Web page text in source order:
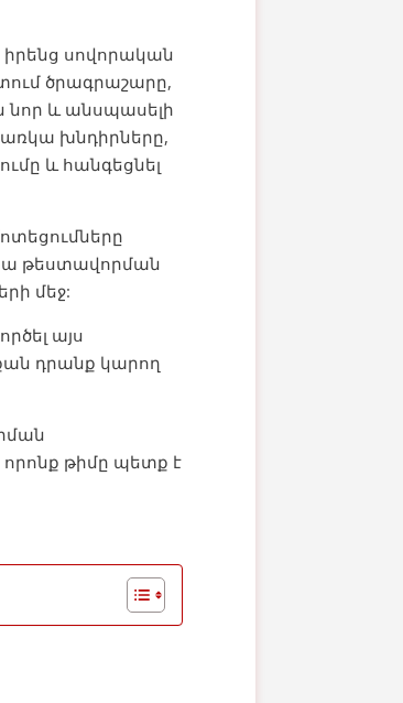
սովորական
ծրագրաշարը,
և անսպասելի
առկա խնդիրները,
և հանգեցնել
թեստավորման
մեջ:
այս
դրանք կարող
թիմը պետք է